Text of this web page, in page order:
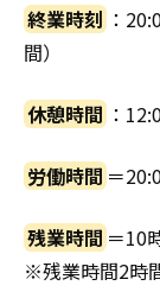
終業時刻 ：
間）
休憩時間 ：
労働時間 ＝
残業時間 ＝10
※残業時間2時